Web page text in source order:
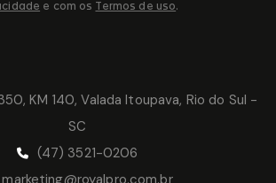
KM 140, Valada Itoupava, Rio do Sul -
SC
(47) 3521-0206
e com os Termos de uso.